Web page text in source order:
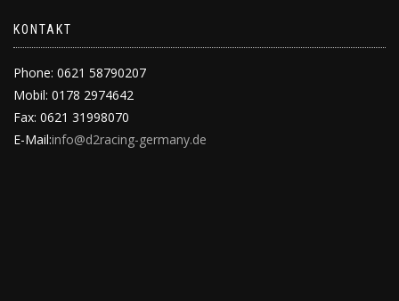
KONTAKT
Phone: 0621 58790207
Mobil: 0178 2974642
Fax: 0621 31998070
E-Mail:info@d2racing-germany.de